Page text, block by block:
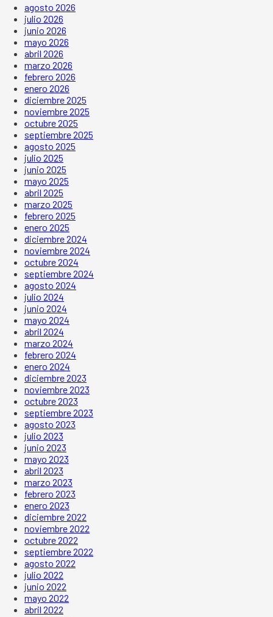
agosto 2026
julio 2026
junio 2026
mayo 2026
abril 2026
marzo 2026
febrero 2026
enero 2026
diciembre 2025
noviembre 2025
octubre 2025
septiembre 2025
agosto 2025
julio 2025
junio 2025
mayo 2025
abril 2025
marzo 2025
febrero 2025
enero 2025
diciembre 2024
noviembre 2024
octubre 2024
septiembre 2024
agosto 2024
julio 2024
junio 2024
mayo 2024
abril 2024
marzo 2024
febrero 2024
enero 2024
diciembre 2023
noviembre 2023
octubre 2023
septiembre 2023
agosto 2023
julio 2023
junio 2023
mayo 2023
abril 2023
marzo 2023
febrero 2023
enero 2023
diciembre 2022
noviembre 2022
octubre 2022
septiembre 2022
agosto 2022
julio 2022
junio 2022
mayo 2022
abril 2022